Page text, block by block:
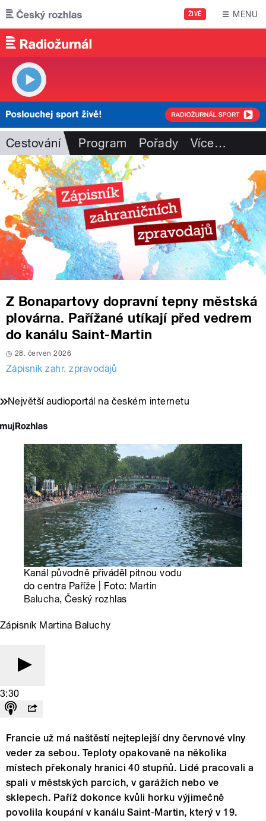
Přejít k hlavnímu obsahu
ŽIVĚ MENU
Cestování Program Pořady Více…
Z Bonapartovy dopravní tepny městská
plovárna. Pařížané utíkají před vedrem
do kanálu Saint-Martin
28. červen 2026
Zápisník zahr. zpravodajů
Největší audioportál na českém internetu
Kanál původně přiváděl pitnou vodu
do centra Paříže | Foto: Martin
Balucha, Český rozhlas
Zápisník Martina Baluchy
3:30
Francie už má naštěstí nejteplejší dny červnové vlny
veder za sebou. Teploty opakovaně na několika
místech překonaly hranici 40 stupňů. Lidé pracovali a
spali v městských parcích, v garážích nebo ve
sklepech. Paříž dokonce kvůli horku výjimečně
povolila koupání v kanálu Saint-Martin, který v 19.